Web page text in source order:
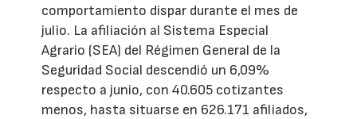
comportamiento dispar durante el mes de
julio. La afiliación al Sistema Especial
Agrario (SEA) del Régimen General de la
Seguridad Social descendió un 6,09%
respecto a junio, con 40.605 cotizantes
menos, hasta situarse en 626.171 afiliados,